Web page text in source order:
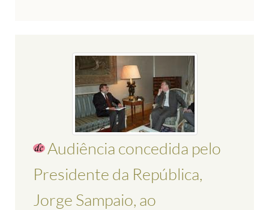
Audiência concedida pelo
Presidente da República,
Jorge Sampaio, ao